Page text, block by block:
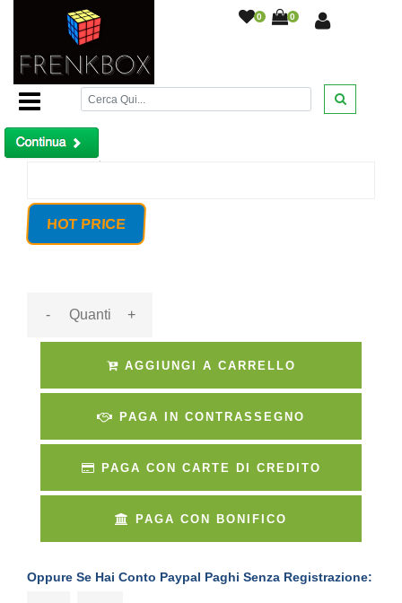
0 0
Home Page /Telecamera alta risoluzione Sony Effio
700TVL lente varifocale 2,8-12mm menu OSD
Prodotto non trovato!
HOT PRICE
- +
AGGIUNGI A CARRELLO
PAGA IN CONTRASSEGNO
PAGA CON CARTE DI CREDITO
PAGA CON BONIFICO
Oppure Se Hai Conto Paypal Paghi Senza Registrazione: